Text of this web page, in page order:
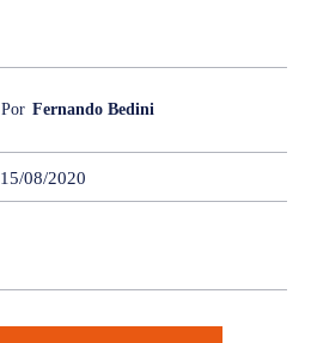
Por Fernando Bedini
15/08/2020